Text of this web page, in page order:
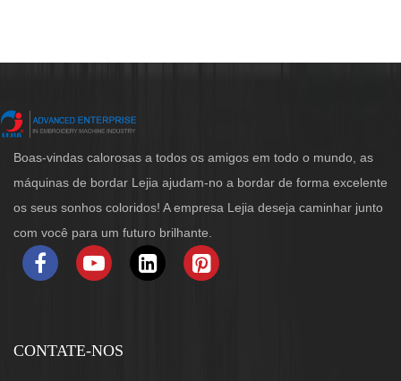
Boas-vindas calorosas a todos os amigos em todo o mundo, as
máquinas de bordar Lejia ajudam-no a bordar de forma excelente
os seus sonhos coloridos! A empresa Lejia deseja caminhar junto
com você para um futuro brilhante.
CONTATE-NOS